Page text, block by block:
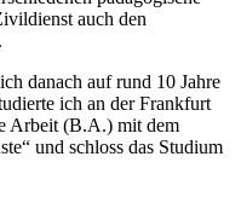
auch den
danach auf rund 10 Jahre
ich an der Frankfurt
Arbeit (B.A.) mit dem
und schloss das Studium